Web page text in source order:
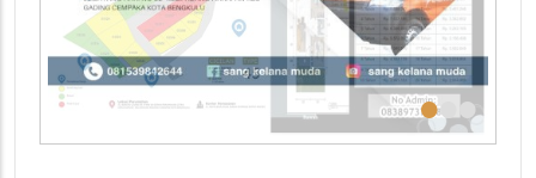
•••